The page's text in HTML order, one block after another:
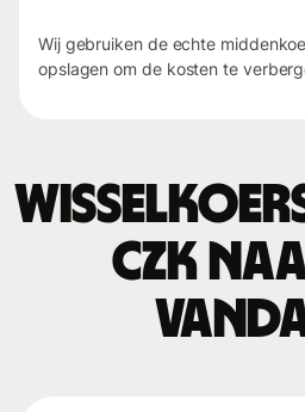
Wij gebruiken de echte
opslagen om de kosten te
CZK